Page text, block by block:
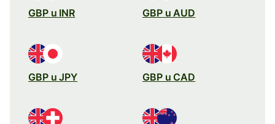
GBP u INR GBP u AUD
GBP u JPY GBP u CAD